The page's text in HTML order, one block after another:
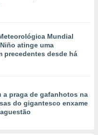
Mundial
atinge uma
precedentes desde há
a praga de gafanhotos na
do gigantesco enxame